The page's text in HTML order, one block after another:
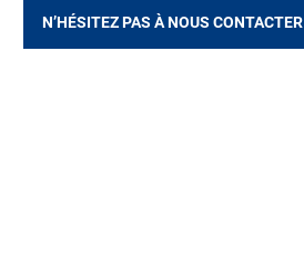
N’HÉSITEZ PAS À NOUS CONTACTER